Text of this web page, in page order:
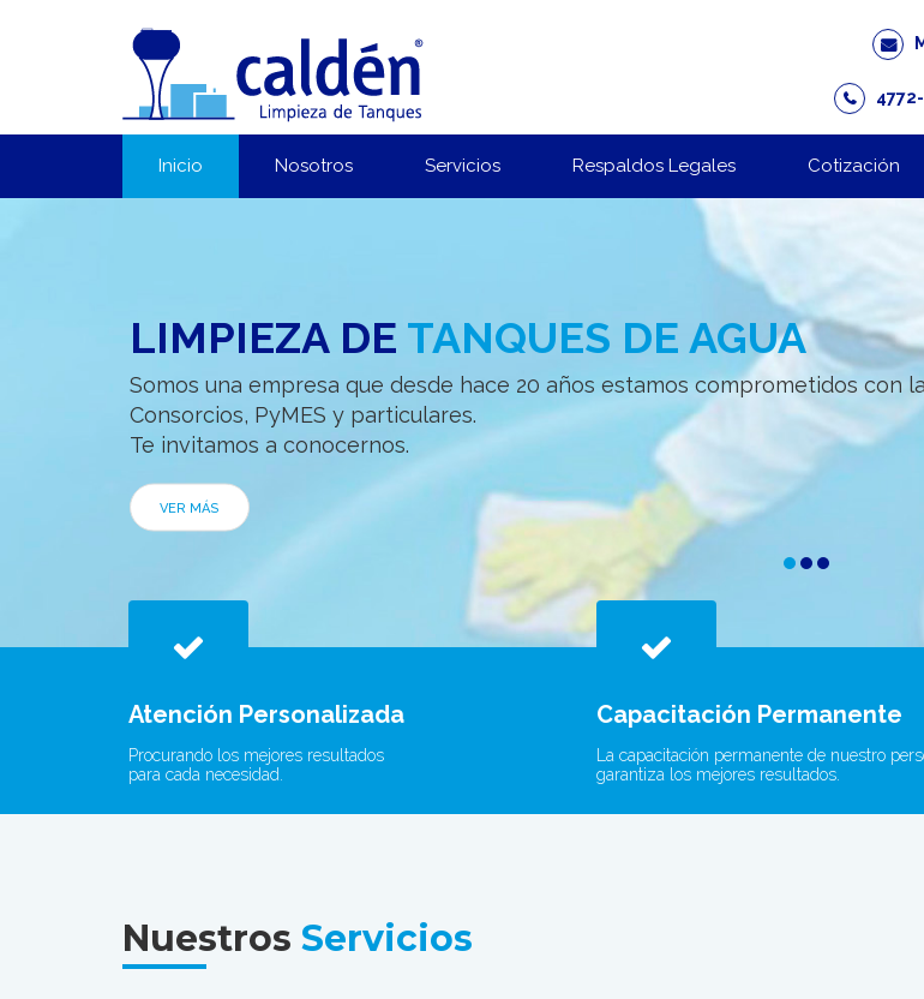
Inicio Nosotros Servicios Respaldos Legales Cotización
LIMPIEZA DE TANQUES DE AGUA
Somos una empresa que desde hace 20 años estamos comprometidos con
Consorcios, PyMES y particulares.
Te invitamos a conocernos.
VER MÁS
Atención Personalizada
Procurando los mejores resultados
para cada necesidad.
Capacitación Permanente
La capacitación permanente de nuestro
garantiza los mejores resultados.
Nuestros Servicios